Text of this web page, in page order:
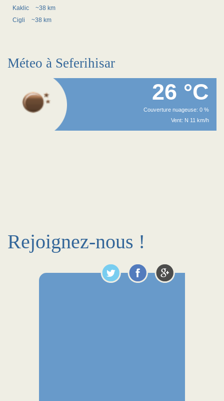
Kaklic
~38 km
Cigli
~38 km
Méteo à Seferihisar
26 °C
Couverture nuageuse: 0 %
Vent: N 11 km/h
Rejoignez-nous !